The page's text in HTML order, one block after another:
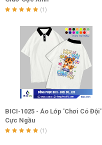
(1)
BICI-1025 - Áo Lớp 'Chơi Có Đội'
Cực Ngầu
(1)